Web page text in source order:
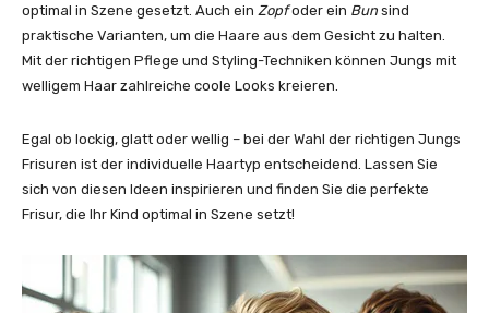
optimal in Szene gesetzt. Auch ein Zopfoder ein Bun sind
praktische Varianten, um die Haare aus dem Gesicht zu halten.
Mit der richtigen Pflege und Styling-Techniken können Jungs mit
welligem Haar zahlreiche coole Looks kreieren.
Egal ob lockig, glatt oder wellig – bei der Wahl der richtigen Jungs
Frisuren ist der individuelle Haartyp entscheidend. Lassen Sie
sich von diesen Ideen inspirieren und finden Sie die perfekte
Frisur, die Ihr Kind optimal in Szene setzt!